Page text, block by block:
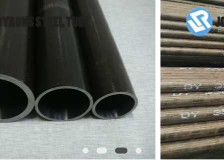
SEITENVERZEICHNIS
DATENSCHUTZ-
BESTIMMUNGEN